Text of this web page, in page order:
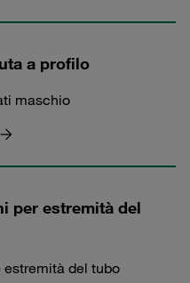
a profilo
maschio
per estremità del
del tubo